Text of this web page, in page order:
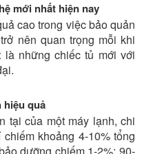
mới nhất hiện nay
cao trong việc bảo quản
nên quan trọng mỗi khi
là những chiếc tủ mới với
hiệu quả
tại của một máy lạnh, chi
khoảng 4-10% tổng